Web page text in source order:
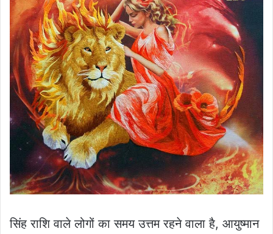
सिंह राशि वाले लोगों का समय उत्तम रहने वाला है, आयुष्मान